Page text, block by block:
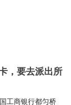
，要去派出所
工商银行都匀桥